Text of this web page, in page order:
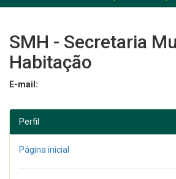
SMH - Secretaria
Habitação
E-mail:
Perfil
Página inicial